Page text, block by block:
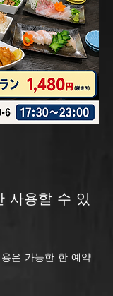
사용할 수 있
은 가능한 한 예약